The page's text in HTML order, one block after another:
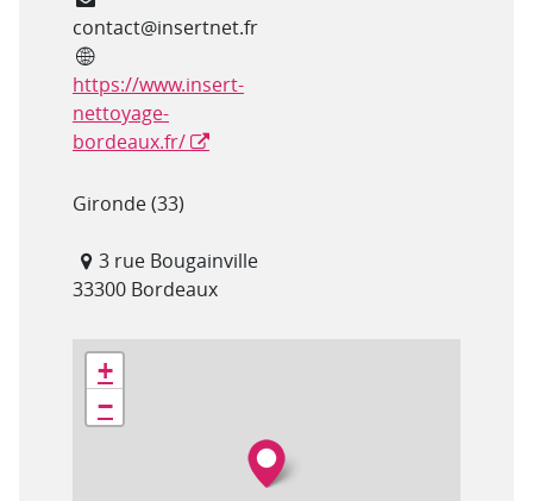
contact@insertnet.fr
Site internet
https://www.insert-
nettoyage-
bordeaux.fr/
Département(s)
Gironde (33)
3 rue Bougainville
33300 Bordeaux
Géolocalisation
+
−